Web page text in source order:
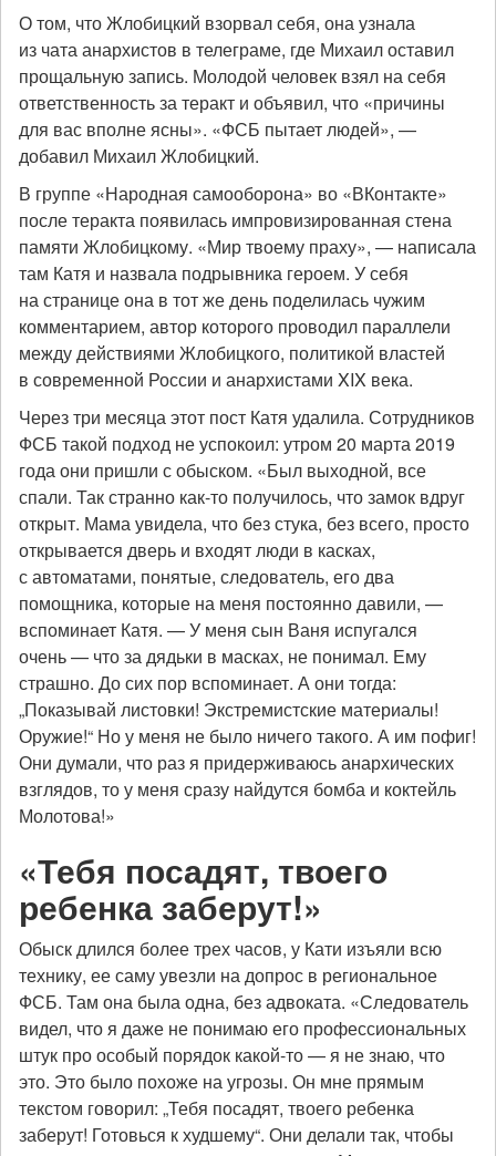
О том, что Жлобицкий взорвал себя, она узнала
из чата анархистов в телеграме, где Михаил оставил
прощальную запись. Молодой человек взял на себя
ответственность за теракт и объявил, что «причины
для вас вполне ясны». «ФСБ пытает людей», —
добавил Михаил Жлобицкий.
В группе «Народная самооборона» во «ВКонтакте»
после теракта появилась импровизированная стена
памяти Жлобицкому. «Мир твоему праху», — написала
там Катя и назвала подрывника героем. У себя
на странице она в тот же день поделилась чужим
комментарием, автор которого проводил параллели
между действиями Жлобицкого, политикой властей
в современной России и анархистами XIX века.
Через три месяца этот пост Катя удалила. Сотрудников
ФСБ такой подход не успокоил: утром 20 марта 2019
года они пришли с обыском. «Был выходной, все
спали. Так странно как-то получилось, что замок вдруг
открыт. Мама увидела, что без стука, без всего, просто
открывается дверь и входят люди в касках,
с автоматами, понятые, следователь, его два
помощника, которые на меня постоянно давили, —
вспоминает Катя. — У меня сын Ваня испугался
очень — что за дядьки в масках, не понимал. Ему
страшно. До сих пор вспоминает. А они тогда:
„Показывай листовки! Экстремистские материалы!
Оружие!“ Но у меня не было ничего такого. А им пофиг!
Они думали, что раз я придерживаюсь анархических
взглядов, то у меня сразу найдутся бомба и коктейль
Молотова!»
«Тебя посадят, твоего
ребенка заберут!»
Обыск длился более трех часов, у Кати изъяли всю
технику, ее саму увезли на допрос в региональное
ФСБ. Там она была одна, без адвоката. «Следователь
видел, что я даже не понимаю его профессиональных
штук про особый порядок какой-то — я не знаю, что
это. Это было похоже на угрозы. Он мне прямым
текстом говорил: „Тебя посадят, твоего ребенка
заберут! Готовься к худшему“. Они делали так, чтобы